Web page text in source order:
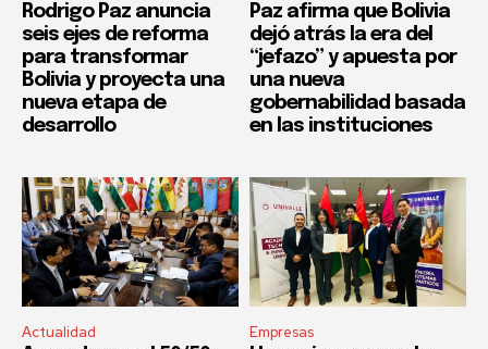
Rodrigo Paz anuncia
seis ejes de reforma
para transformar
Bolivia y proyecta una
nueva etapa de
desarrollo
Paz afirma que Bolivia
dejó atrás la era del
“jefazo” y apuesta por
una nueva
gobernabilidad basada
en las instituciones
Actualidad Empresas